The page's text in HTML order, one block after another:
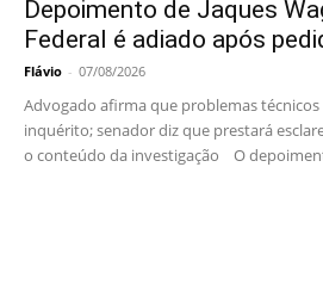
Depoimento de Jaques
Federal é adiado após
Flávio - 07/08/2026
Advogado afirma que problemas
inquérito; senador diz que prestará
o conteúdo da investigação O